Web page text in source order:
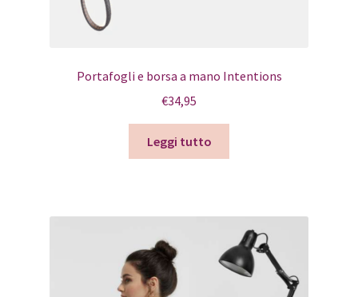
Portafogli e borsa a mano Intentions
€34,95
Leggi tutto